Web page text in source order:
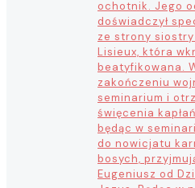
ochotnik. Jego
doświadczył
ze strony siostry
Lisieux, która
beatyfikowana.
zakończeniu
seminarium i
święcenia
będąc w
do nowicjatu
bosych,
Eugeniusz od